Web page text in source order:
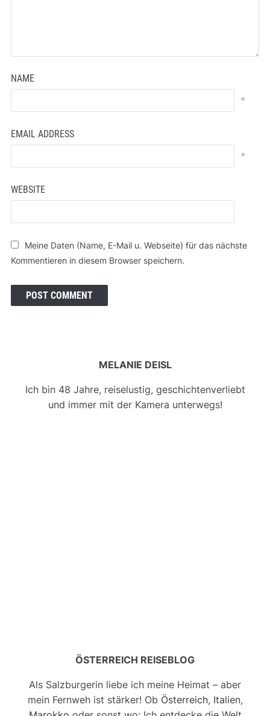
NAME
*
EMAIL ADDRESS
*
WEBSITE
Meine Daten (Name, E-Mail u. Webseite) für das nächste
Kommentieren in diesem Browser speichern.
MELANIE DEISL
Ich bin 48 Jahre, reiselustig, geschichtenverliebt
und immer mit der Kamera unterwegs!
ÖSTERREICH REISEBLOG
Als Salzburgerin liebe ich meine Heimat – aber
mein Fernweh ist stärker! Ob Österreich, Italien,